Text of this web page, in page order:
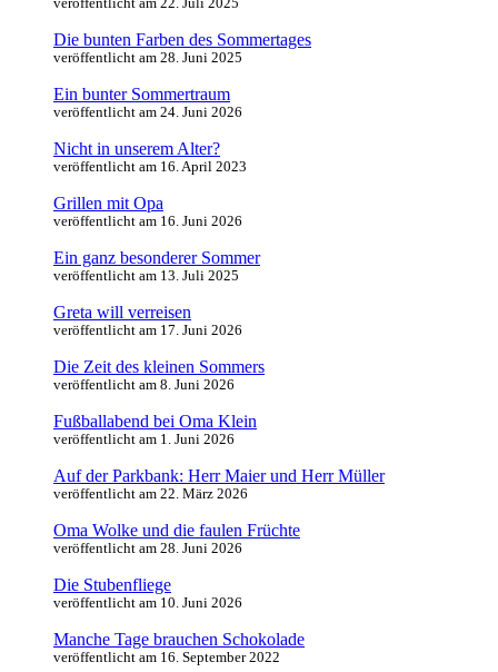
Die bunten Farben des Sommertages
veröffentlicht am 28. Juni 2025
Ein bunter Sommertraum
veröffentlicht am 24. Juni 2026
Nicht in unserem Alter?
veröffentlicht am 16. April 2023
Grillen mit Opa
veröffentlicht am 16. Juni 2026
Ein ganz besonderer Sommer
veröffentlicht am 13. Juli 2025
Greta will verreisen
veröffentlicht am 17. Juni 2026
Die Zeit des kleinen Sommers
veröffentlicht am 8. Juni 2026
Fußballabend bei Oma Klein
veröffentlicht am 1. Juni 2026
Auf der Parkbank: Herr Maier und Herr Müller
veröffentlicht am 22. März 2026
Oma Wolke und die faulen Früchte
veröffentlicht am 28. Juni 2026
Die Stubenfliege
veröffentlicht am 10. Juni 2026
Manche Tage brauchen Schokolade
veröffentlicht am 16. September 2022